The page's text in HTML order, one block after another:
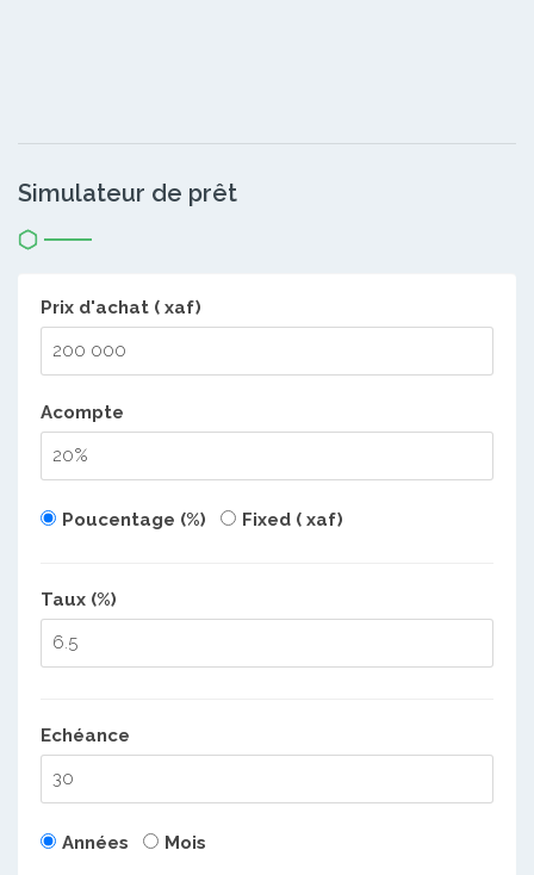
Simulateur de prêt
Prix d'achat ( xaf)
Acompte
Poucentage (%) Fixed ( xaf)
Taux (%)
Echéance
Années Mois